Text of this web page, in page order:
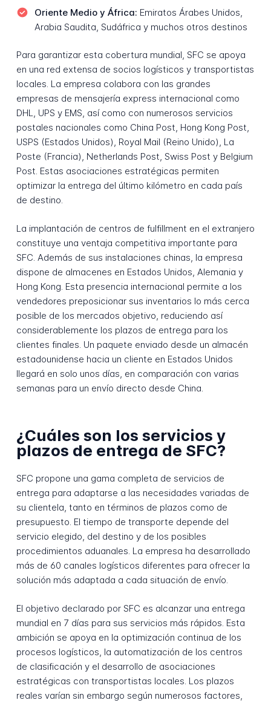
Oriente Medio y África: Emiratos Árabes Unidos,
Arabia Saudita, Sudáfrica y muchos otros destinos
Para garantizar esta cobertura mundial, SFC se apoya
en una red extensa de socios logísticos y transportistas
locales. La empresa colabora con las grandes
empresas de mensajería express internacional como
DHL, UPS y EMS, así como con numerosos servicios
postales nacionales como China Post, Hong Kong Post,
USPS (Estados Unidos), Royal Mail (Reino Unido), La
Poste (Francia), Netherlands Post, Swiss Post y Belgium
Post. Estas asociaciones estratégicas permiten
optimizar la entrega del último kilómetro en cada país
de destino.
La implantación de centros de fulfillment en el extranjero
constituye una ventaja competitiva importante para
SFC. Además de sus instalaciones chinas, la empresa
dispone de almacenes en Estados Unidos, Alemania y
Hong Kong. Esta presencia internacional permite a los
vendedores preposicionar sus inventarios lo más cerca
posible de los mercados objetivo, reduciendo así
considerablemente los plazos de entrega para los
clientes finales. Un paquete enviado desde un almacén
estadounidense hacia un cliente en Estados Unidos
llegará en solo unos días, en comparación con varias
semanas para un envío directo desde China.
¿Cuáles son los servicios y
plazos de entrega de SFC?
SFC propone una gama completa de servicios de
entrega para adaptarse a las necesidades variadas de
su clientela, tanto en términos de plazos como de
presupuesto. El tiempo de transporte depende del
servicio elegido, del destino y de los posibles
procedimientos aduanales. La empresa ha desarrollado
más de 60 canales logísticos diferentes para ofrecer la
solución más adaptada a cada situación de envío.
El objetivo declarado por SFC es alcanzar una entrega
mundial en 7 días para sus servicios más rápidos. Esta
ambición se apoya en la optimización continua de los
procesos logísticos, la automatización de los centros
de clasificación y el desarrollo de asociaciones
estratégicas con transportistas locales. Los plazos
reales varían sin embargo según numerosos factores,